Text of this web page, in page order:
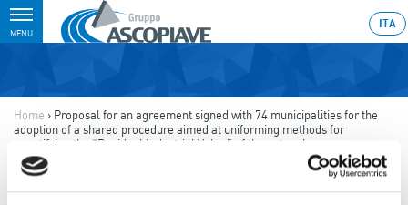
Toggle
navigation
MENU
ITA
Home › Proposal for an agreement signed with 74 municipalities for the
adoption of a shared procedure aimed at uniforming methods for
quantifying the “Residual Industrial Value” of the networks
Last update: 2011/01/28 23:37